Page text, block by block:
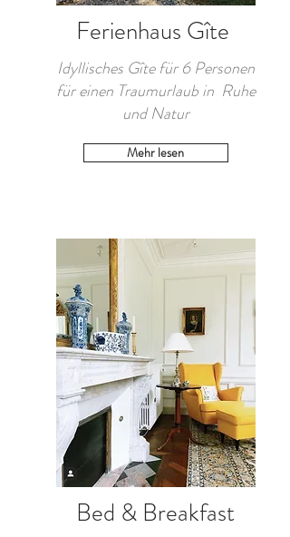
Ferienhaus Gîte
Idyllisches Gîte für 6 Personen
für einen Traumurlaub in Ruhe
und Natur
Mehr lesen
Bed & Breakfast